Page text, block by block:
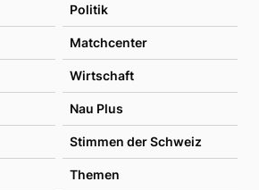
Politik
Matchcenter
Wirtschaft
Nau Plus
Stimmen der Schweiz
Themen